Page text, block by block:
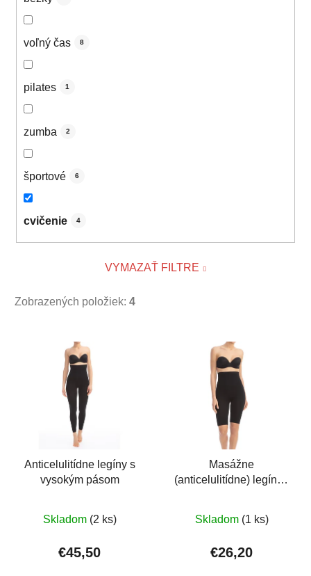
voľný čas 8
pilates 1
zumba 2
športové 6
cvičenie 4
VYMAZAŤ FILTRE
Zobrazených položiek: 4
Anticelulitídne legíny s
vysokým pásom
hodnotenie
produktu
Skladom (2 ks)
€45,50
Masážne
(anticelulitídne) legíny -
hodnotenie
produktu
Skladom (1 ks)
€26,20